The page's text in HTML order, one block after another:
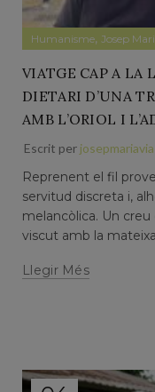
Humanisme, Josep
VIATGE CAP A LA
DIETARI D’UNA
AMB L’ORIOL I
Escrit per josepmariavia
Reprenent el fil
servitud discreta i,
melancòlica. Un creu
viscut amb la
Llegir Més